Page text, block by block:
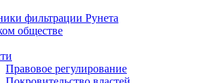
фильтрации Рунета
обществе
Правовое регулирование